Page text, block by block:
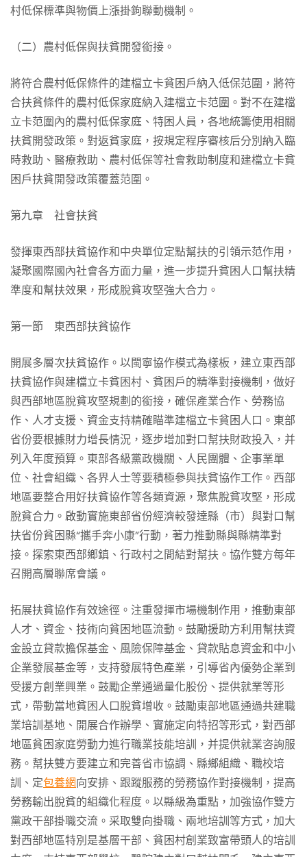
村低保標準與物價上漲掛鉤聯動機制。
（二）農村低保與扶貧開發銜接。
將符合農村低保條件的建檔立卡貧困戶納入低保范圍，將符
合扶貧條件的農村低保家庭納入建檔立卡范圍。對不在建檔
立卡范圍內的農村低保家庭、特困人員，各地統籌使用相關
扶貧開發政策。對返貧家庭，按規定程序審核后分別納入臨
時救助、醫療救助、農村低保等社會救助制度和建檔立卡貧
困戶扶貧開發政策覆蓋范圍。
第九章 社會扶貧
發揮東西部扶貧協作和中央單位定點幫扶的引領示范作用，
凝聚國際國內社會各方面力量，進一步提升貧困人口幫扶精
準度和幫扶效果，形成脫貧攻堅強大合力。
第一節 東西部扶貧協作
開展多層次扶貧協作。以閩寧協作模式為樣板，建立東西部
扶貧協作與建檔立卡貧困村、貧困戶的精準對接機制，做好
與西部地區脫貧攻堅規劃的銜接，確保產業合作、勞務協
作、人才支援、資金支持精確瞄準建檔立卡貧困人口。東部
省份要根據財力增長情況，逐步增加對口幫扶財政投入，并
列入年度預算。東部各級黨政機關、人民團體、企事業單
位、社會組織、各界人士等要積極參與扶貧協作工作。西部
地區要整合用好扶貧協作等各類資源，聚焦脫貧攻堅，形成
脫貧合力。啟動實施東部省份經濟較發達縣（市）與對口幫
扶省份貧困縣“攜手奔小康”行動，著力推動縣與縣精準對
接。探索東西部鄉鎮、行政村之間結對幫扶。協作雙方每年
召開高層聯席會議。
拓展扶貧協作有效途徑。注重發揮市場機制作用，推動東部
人才、資金、技術向貧困地區流動。鼓勵援助方利用幫扶資
金設立貸款擔保基金、風險保障基金、貸款貼息資金和中小
企業發展基金等，支持發展特色產業，引導省內優勢企業到
受援方創業興業。鼓勵企業通過量化股份、提供就業等形
式，帶動當地貧困人口脫貧增收。鼓勵東部地區通過共建職
業培訓基地、開展合作辦學、實施定向特招等形式，對西部
地區貧困家庭勞動力進行職業技能培訓，并提供就業咨詢服
務。幫扶雙方要建立和完善省市協調、縣鄉組織、職校培
訓、定包養網向安排、跟蹤服務的勞務協作對接機制，提高
勞務輸出脫貧的組織化程度。以縣級為重點，加強協作雙方
黨政干部掛職交流。采取雙向掛職、兩地培訓等方式，加大
對西部地區特別是基層干部、貧困村創業致富帶頭人的培訓